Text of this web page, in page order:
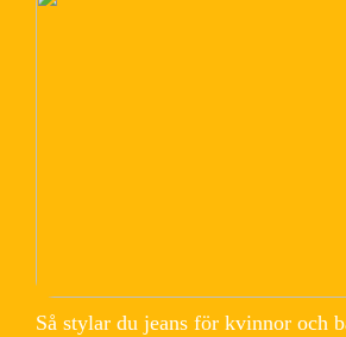
Så stylar du jeans för kvinnor och